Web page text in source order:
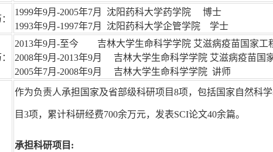
1999年9月-2005年7月 沈阳药科大学药学院 博士
1993年9月-1997年7月 沈阳药科大学企管学院 学士
2013年9月-至今 吉林大学生命科学学院 艾滋病疫苗国家工
2008年9月-2013年9月 吉林大学生命科学学院 艾滋病疫苗国
2005年7月-2008年9月 吉林大学生命科学学院 讲师
作为负责人承担国家及省部级科研项目8项，包括国家自然科
目3项，累计科研经费700余万元，发表SCI论文40余篇。
承担科研项目: